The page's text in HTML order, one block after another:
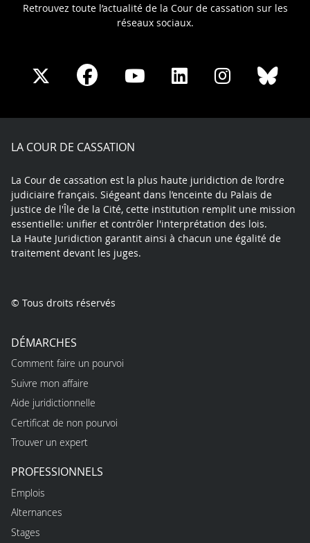
Retrouvez toute l’actualité de la Cour de cassation sur les
réseaux sociaux.
Share
X
Share
Facebook
Share
Youtube
Share
LinkedIn
Share
Instagram
LA COUR DE CASSATION
La Cour de cassation est la plus haute juridiction de l’ordre
judiciaire français. Siégeant dans l’enceinte du Palais de
justice de l'Île de la Cité, cette institution remplit une mission
essentielle: unifier et contrôler l'interprétation des lois.
La Haute Juridiction garantit ainsi à chacun une égalité de
traitement devant les juges.
© Tous droits réservés
DÉMARCHES
Comment faire un pourvoi
Suivre mon affaire
Aide juridictionnelle
Certificat de non pourvoi
Trouver un expert
PROFESSIONNELS
Emplois
Alternances
Stages